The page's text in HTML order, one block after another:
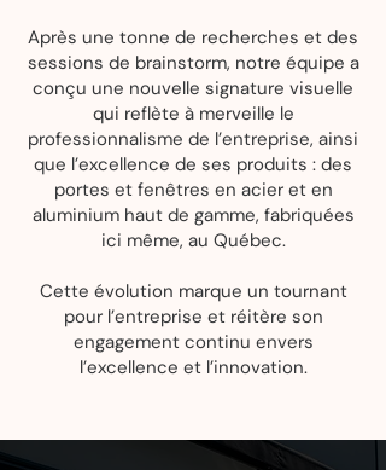
Après une tonne de recherches et des
sessions de brainstorm, notre équipe a
conçu une nouvelle signature visuelle
qui reflète à merveille le
professionnalisme de l’entreprise, ainsi
que l’excellence de ses produits : des
portes et fenêtres en acier et en
aluminium haut de gamme, fabriquées
ici même, au Québec.
Cette évolution marque un tournant
pour l’entreprise et réitère son
engagement continu envers
l’excellence et l’innovation.